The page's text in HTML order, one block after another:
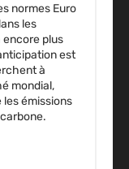
normes Euro
les
encore plus
est
à
mondial,
émissions